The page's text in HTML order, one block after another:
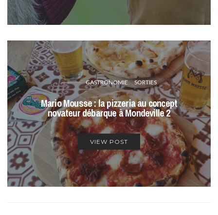
GASTRONOMIE SORTIES
Mario Mousse : la pizzeria au concept
novateur débarque à Mondeville 2
VIEW POST